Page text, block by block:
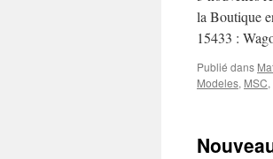
la Boutique
15433 :
Publié dans
Modeles, MSC,